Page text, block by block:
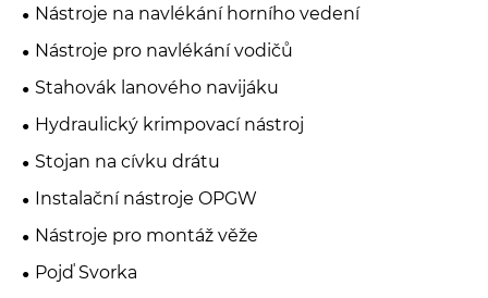
Nástroje na navlékání horního vedení
Nástroje pro navlékání vodičů
Stahovák lanového navijáku
Hydraulický krimpovací nástroj
Stojan na cívku drátu
Instalační nástroje OPGW
Nástroje pro montáž věže
Pojď Svorka